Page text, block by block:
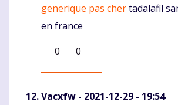
generique pas chertadalafil
en france
0
0
Vacxfw - 2021-12-29 - 19:54